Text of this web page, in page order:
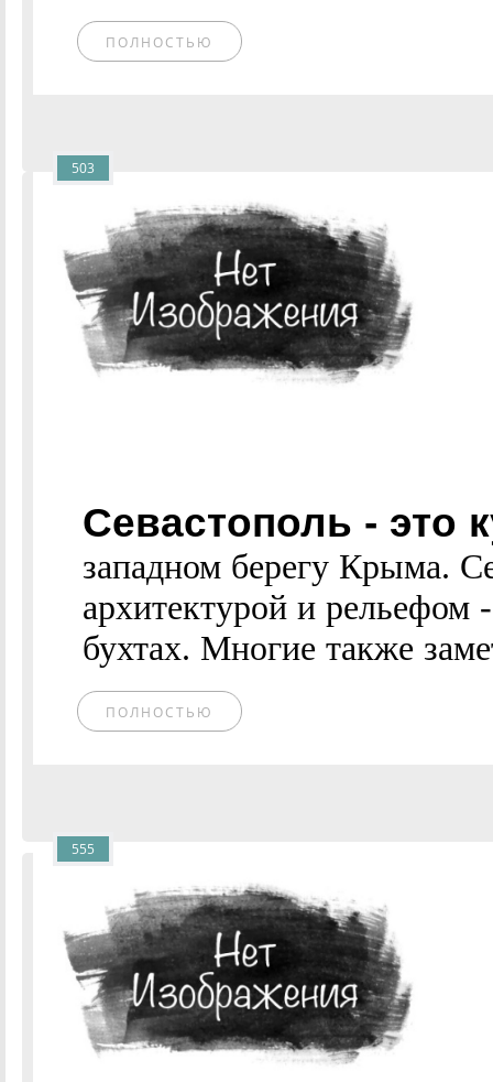
ПОЛНОСТЬЮ
Севастополь - это
западном берегу Крыма.
архитектурой и рельефом
бухтах. Многие также
ПОЛНОСТЬЮ
503
555